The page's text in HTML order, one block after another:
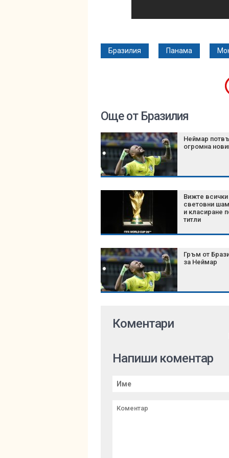
Бразилия Панама
Още от Бразилия
Неймар
огромна
Вижте всички
световни
и класиране
титли
Гръм от
за Неймар
Коментари
Напиши коментар